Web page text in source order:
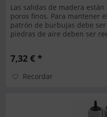
Las salidas de madera
poros finos. Para mantener
patrón de burbujas debe
piedras de aire deben ser
7,32 € *
Recordar